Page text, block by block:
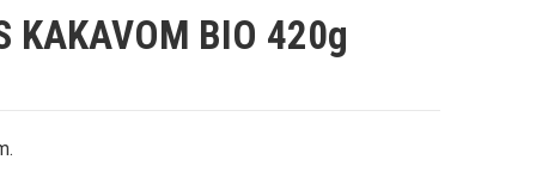
KAKAVOM BIO 420g